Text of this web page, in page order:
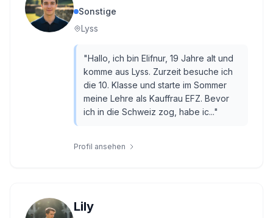
Sonstige
Lyss
"Hallo, ich bin Elifnur, 19 Jahre alt und
komme aus Lyss. Zurzeit besuche ich
die 10. Klasse und starte im Sommer
meine Lehre als Kauffrau EFZ. Bevor
ich in die Schweiz zog, habe ic..."
Profil ansehen
Lily